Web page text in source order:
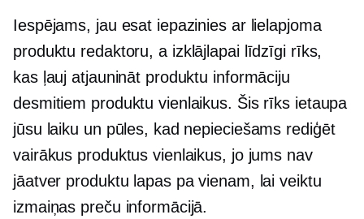
Iespējams, jau esat iepazinies ar lielapjoma
produktu redaktoru, a izklājlapai līdzīgirīks,
kas ļauj atjaunināt produktu informāciju
desmitiem produktu vienlaikus. Šis rīks ietaupa
jūsu laiku un pūles, kad nepieciešams rediģēt
vairākus produktus vienlaikus, jo jums nav
jāatver produktu lapas pa vienam, lai veiktu
izmaiņas preču informācijā.